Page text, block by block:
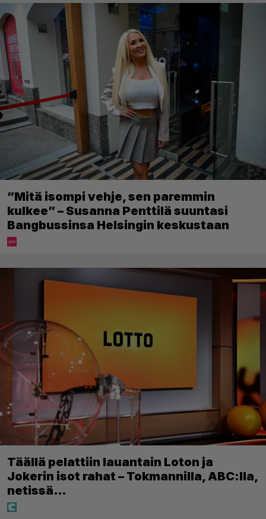
”Mitä isompi vehje, sen paremmin
kulkee” – Susanna Penttilä suuntasi
Bangbussinsa Helsingin keskustaan
Täällä pelattiin lauantain Loton ja
Jokerin isot rahat – Tokmannilla, ABC:lla,
netissä…